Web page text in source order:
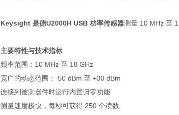
Keysight 是德U2000H USB 功率传感器测量 10 MHz 至
主要特性与技术指标
频率范围：10 MHz 至 18 GHz
宽广的动态范围：-50 dBm 至 +30 dBm
连接到被测器件时运行内置归零功能
测量速度极快，每秒可获得 250 个读数